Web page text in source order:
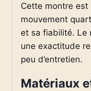
Cette montre est
mouvement
et sa fiabilité. Le
une exactitude
peu d’entretien.
Matériaux